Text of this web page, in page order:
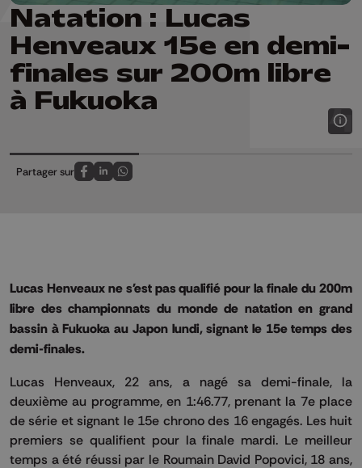
Natation : Lucas
Henveaux 15e en demi-
finales sur 200m libre
à Fukuoka
Partager sur
Partagez sur FaceBook
Partagez sur LinkedIn
Partagez sur Whatsapp
Lucas Henveaux ne s'est pas qualifié pour la finale du 200m
libre des championnats du monde de natation en grand
bassin à Fukuoka au Japon lundi, signant le 15e temps des
demi-finales.
Lucas Henveaux, 22 ans, a nagé sa demi-finale, la
deuxième au programme, en 1:46.77, prenant la 7e place
de série et signant le 15e chrono des 16 engagés. Les huit
premiers se qualifient pour la finale mardi. Le meilleur
temps a été réussi par le Roumain David Popovici, 18 ans,